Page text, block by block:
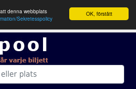
OK, förstått
denna webbplats
Sekretesspolicy